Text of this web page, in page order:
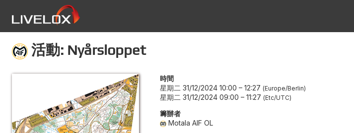
活動: Nyårsloppet
時間
星期二 31/12/2024 10:00 – 12:27 Europe/Berlin
星期二 31/12/2024 09:00 – 11:27 Etc/UTC
籌辦者
Motala AIF OL